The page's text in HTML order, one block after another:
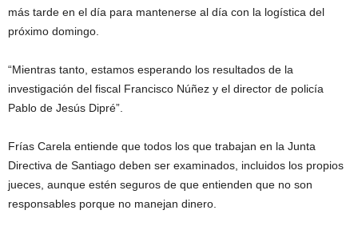
más tarde en el día para mantenerse al día con la logística del
próximo domingo.
“Mientras tanto, estamos esperando los resultados de la
investigación del fiscal Francisco Núñez y el director de policía
Pablo de Jesús Dipré”.
Frías Carela entiende que todos los que trabajan en la Junta
Directiva de Santiago deben ser examinados, incluidos los propios
jueces, aunque estén seguros de que entienden que no son
responsables porque no manejan dinero.